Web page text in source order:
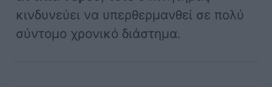
κινδυνεύει να υπερθερμανθεί σε πολύ
σύντομο χρονικό διάστημα.